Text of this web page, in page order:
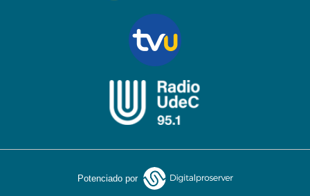
Potenciado por